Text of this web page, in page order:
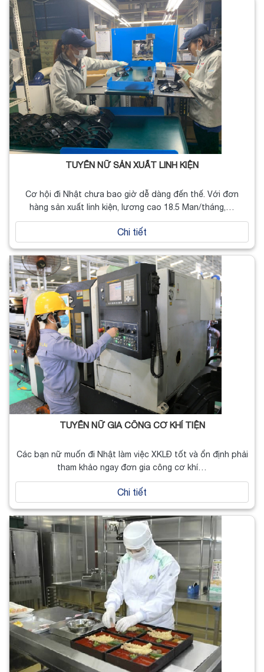
TUYỂN NỮ SẢN XUẤT LINH KIỆN
Cơ hội đi Nhật chưa bao giờ dễ dàng đến thế. Với đơn
hàng sản xuất linh kiện, lương cao 18.5 Man/tháng,…
Chi tiết
TUYỂN NỮ GIA CÔNG CƠ KHÍ TIỆN
Các bạn nữ muốn đi Nhật làm việc XKLĐ tốt và ổn định phải
tham khảo ngay đơn gia công cơ khí…
Chi tiết